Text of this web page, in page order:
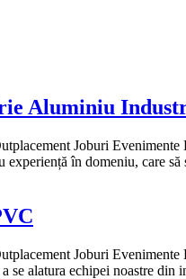
Aluminiu
Joburi
în domeniu, care
Joburi
alatura echipei noastre